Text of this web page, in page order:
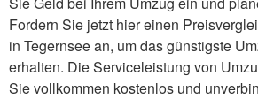
Fordern Sie jetzt hier einen
in Tegernsee an, um das günstigste
erhalten. Die Serviceleistung von
Sie vollkommen kostenlos und